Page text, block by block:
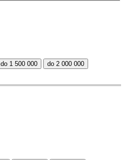
do 1 500 000
do 2 000 000